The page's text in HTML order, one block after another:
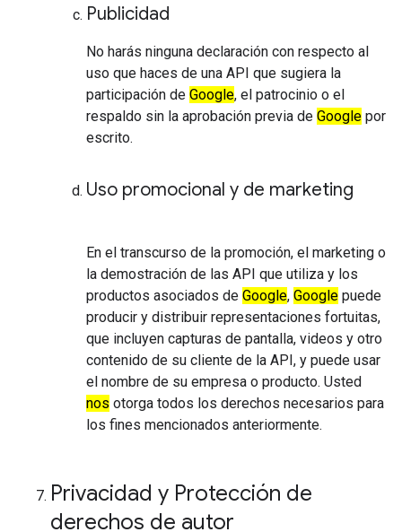
Publicidad
No harás ninguna declaración con respecto al
uso que haces de una API que sugiera la
participación de Google, el patrocinio o el
respaldo sin la aprobación previa de Google por
escrito.
Uso promocional y de marketing
En el transcurso de la promoción, el marketing o
la demostración de las API que utiliza y los
productos asociados de Google, Google puede
producir y distribuir representaciones fortuitas,
que incluyen capturas de pantalla, videos y otro
contenido de su cliente de la API, y puede usar
el nombre de su empresa o producto. Usted
nos otorga todos los derechos necesarios para
los fines mencionados anteriormente.
Privacidad y Protección de
derechos de autor